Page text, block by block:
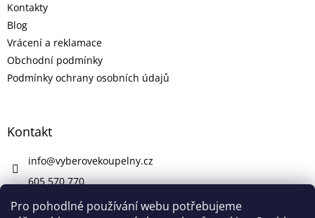
Pro pohodlné používání webu potřebujeme
Kontakty
Blog
Vrácení a reklamace
Obchodní podmínky
Podmínky ochrany osobních údajů
Kontakt
info@vyberovekoupelny.cz
605 570 770
https://www.facebook.com/vyberovekoupelny/